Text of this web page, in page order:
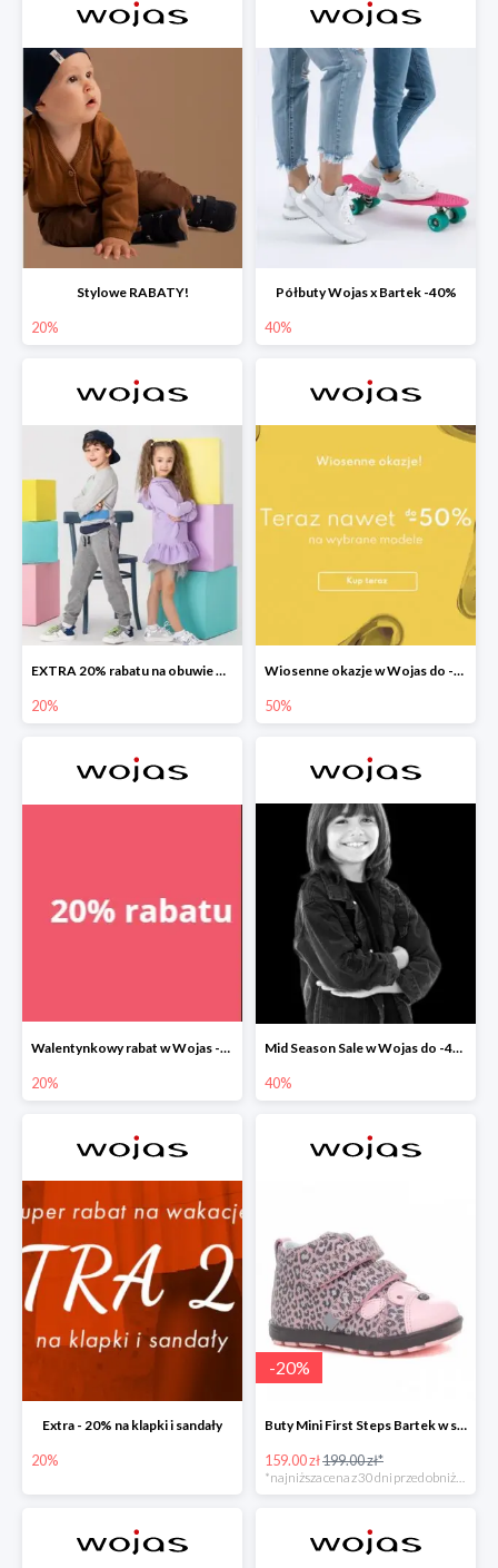
Stylowe RABATY!
20%
Półbuty Wojas x Bartek -40%
40%
EXTRA 20% rabatu na obuwie Bartek w Wojas
20%
Wiosenne okazje w Wojas do -50%
50%
Walentynkowy rabat w Wojas -20%
20%
Mid Season Sale w Wojas do -40%
40%
Extra - 20% na klapki i sandały
20%
-20%
Buty Mini First Steps Bartek w super cenie
159.00 zł199.00 zł*
*najniższa cena z 30 dni przed obniżką